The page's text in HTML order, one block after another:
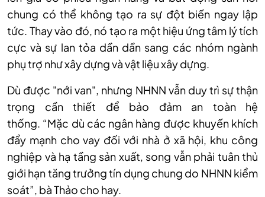
chung có thể không tạo ra sự đột biến ngay lập
tức. Thay vào đó, nó tạo ra một hiệu ứng tâm lý tích
cực và sự lan tỏa dần dần sang các nhóm ngành
phụ trợ như xây dựng và vật liệu xây dựng.
Dù được "nới van", nhưng NHNN vẫn duy trì sự thận
trọng cần thiết để bảo đảm an toàn hệ
thống. “Mặc dù các ngân hàng được khuyến khích
đẩy mạnh cho vay đối với nhà ở xã hội, khu công
nghiệp và hạ tầng sản xuất, song vẫn phải tuân thủ
giới hạn tăng trưởng tín dụng chung do NHNN kiểm
soát”, bà Thảo cho hay.